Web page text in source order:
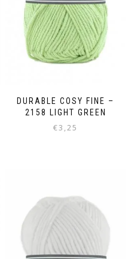
DURABLE COSY FINE –
2158 LIGHT GREEN
€3,25